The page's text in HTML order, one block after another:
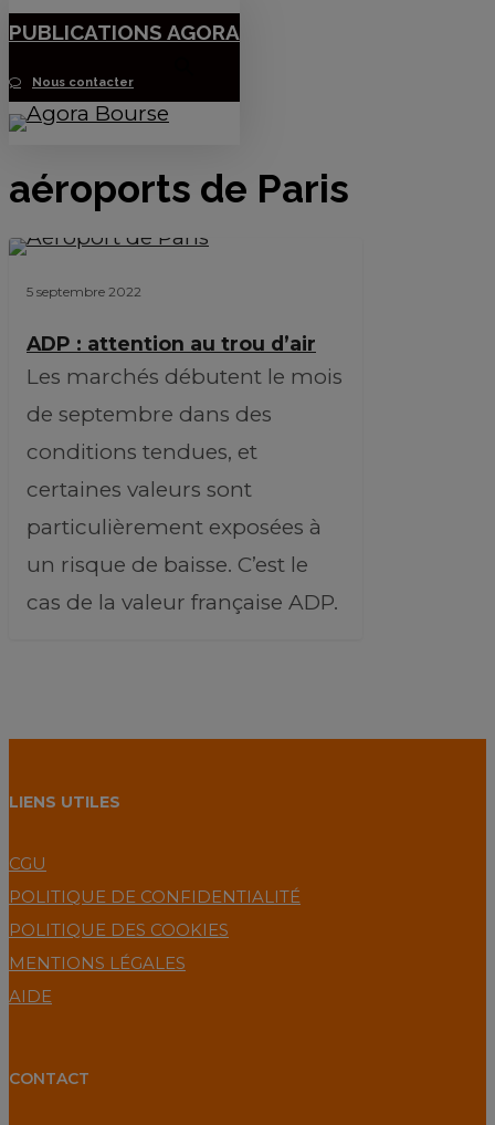
Skip
main
content
PUBLICATIONS AGORA
Nous contacter
aéroports de Paris
5 septembre 2022
ADP : attention au trou d’air
Les marchés débutent le mois
de septembre dans des
conditions tendues, et
certaines valeurs sont
particulièrement exposées à
un risque de baisse. C’est le
cas de la valeur française ADP.
LIENS UTILES
CGU
POLITIQUE DE CONFIDENTIALITÉ
POLITIQUE DES COOKIES
MENTIONS LÉGALES
AIDE
CONTACT